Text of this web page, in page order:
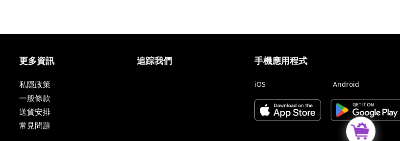
更多資訊
私隱政策
一般條款
送貨安排
常見問題
追踪我們 手機應用程式
iOS Android